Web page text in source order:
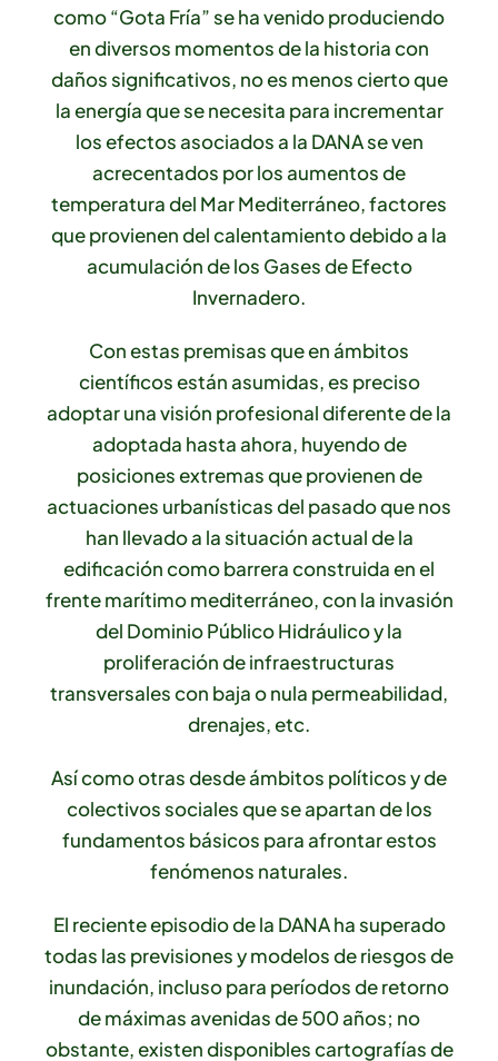
como “Gota Fría” se ha venido produciendo
en diversos momentos de la historia con
daños significativos, no es menos cierto que
la energía que se necesita para incrementar
los efectos asociados a la DANA se ven
acrecentados por los aumentos de
temperatura del Mar Mediterráneo, factores
que provienen del calentamiento debido a la
acumulación de los Gases de Efecto
Invernadero.
Con estas premisas que en ámbitos
científicos están asumidas, es preciso
adoptar una visión profesional diferente de la
adoptada hasta ahora, huyendo de
posiciones extremas que provienen de
actuaciones urbanísticas del pasado que nos
han llevado a la situación actual de la
edificación como barrera construida en el
frente marítimo mediterráneo, con la invasión
del Dominio Público Hidráulico y la
proliferación de infraestructuras
transversales con baja o nula permeabilidad,
drenajes, etc.
Así como otras desde ámbitos políticos y de
colectivos sociales que se apartan de los
fundamentos básicos para afrontar estos
fenómenos naturales.
El reciente episodio de la DANA ha superado
todas las previsiones y modelos de riesgos de
inundación, incluso para períodos de retorno
de máximas avenidas de 500 años; no
obstante, existen disponibles cartografías de